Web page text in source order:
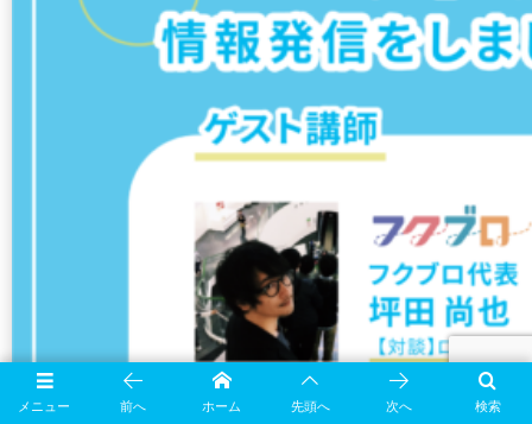
メニュー 検索
前へ ホーム 先頭へ 次へ